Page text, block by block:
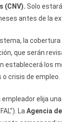
(CNV). Solo
antes de la
la
que serán
establecerá los
crisis de empleo.
elija
LaAgencia